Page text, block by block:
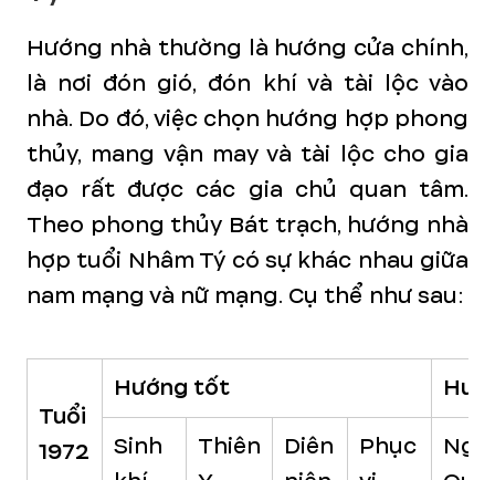
Hướng nhà thường là hướng cửa chính,
là nơi đón gió, đón khí và tài lộc vào
nhà. Do đó, việc chọn hướng hợp phong
thủy, mang vận may và tài lộc cho gia
đạo rất được các gia chủ quan tâm.
Theo phong thủy Bát trạch, hướng nhà
hợp tuổi Nhâm Tý có sự khác nhau giữa
nam mạng và nữ mạng. Cụ thể như sau:
Tuổi
1972
Hướng tốt
Sinh
Thiên
Diên
Phục
Ngũ